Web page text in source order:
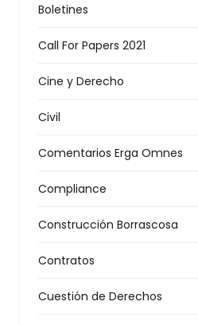
Boletines
Call For Papers 2021
Cine y Derecho
Civil
Comentarios Erga Omnes
Compliance
Construcción Borrascosa
Contratos
Cuestión de Derechos